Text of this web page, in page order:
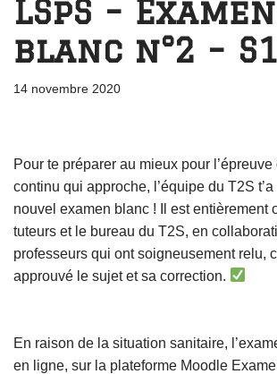
LSpS – Examen
blanc n°2 –
14 novembre 2020
Pour te préparer au mieux pour
continu qui approche, l’équipe du T2S
nouvel examen blanc ! Il est entièrement
tuteurs et le bureau du T2S, en
professeurs qui ont soigneusement relu,
approuvé le sujet et sa correction.
En raison de la situation sanitaire,
en ligne, sur la plateforme Moodle